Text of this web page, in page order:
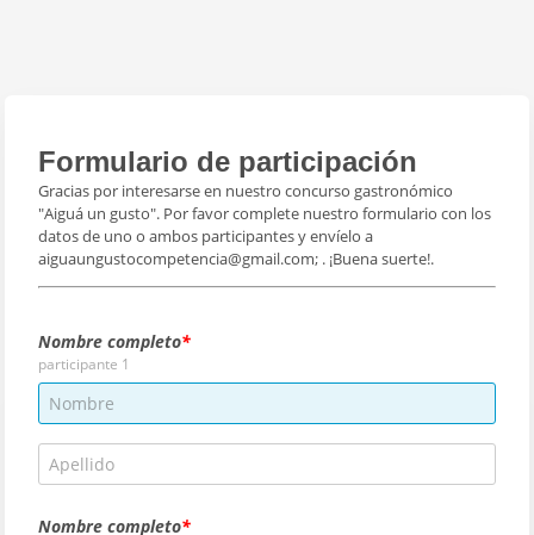
Formulario de participación
Gracias por interesarse en nuestro concurso gastronómico
"Aiguá un gusto". Por favor complete nuestro formulario con los
datos de uno o ambos participantes y envíelo a
aiguaungustocompetencia@gmail.com; . ¡Buena suerte!.
Nombre completo
participante 1
Nombre completo